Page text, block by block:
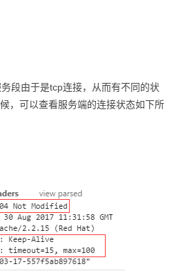
段由于是tcp连接，从而有不同的状
，可以查看服务端的连接状态如下所